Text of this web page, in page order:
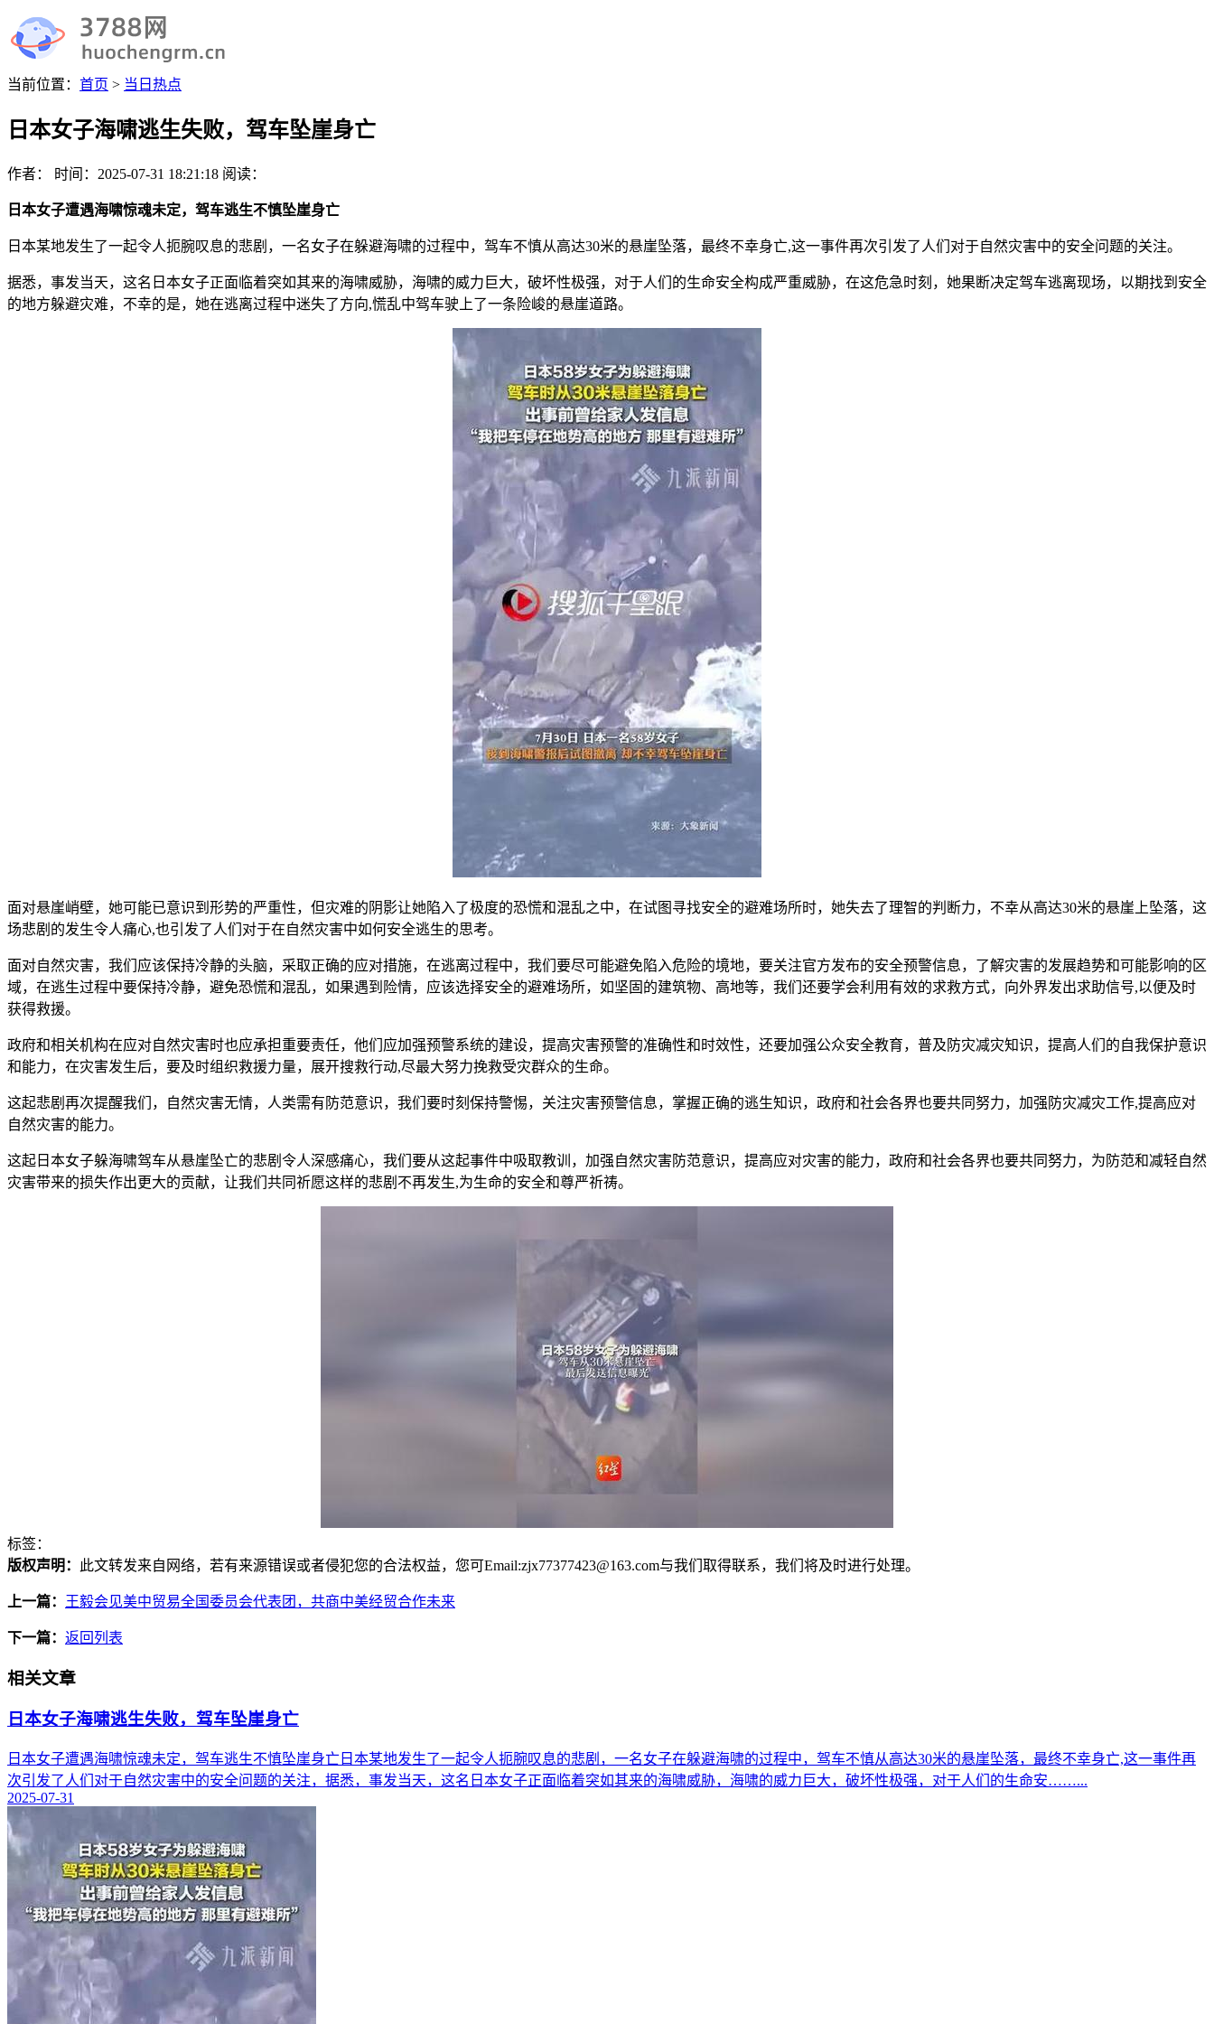
当前位置： 首页 > 当日热点
日本女子海啸逃生失败，驾车坠崖身亡
作者： 时间： 2025-07-31 18:21:18 阅读：
日本女子遭遇海啸惊魂未定，驾车逃生不慎坠崖身亡
日本某地发生了一起令人扼腕叹息的悲剧，一名女子在躲避海啸的过程中，驾车不慎从高达30米的悬崖坠落，最终不幸身亡,这一事件再次引发了人们对于自然灾害中的安全问题的关注。
据悉，事发当天，这名日本女子正面临着突如其来的海啸威胁，海啸的威力巨大，破坏性极强，对于人们的生命安全构成严重威胁，在这危急时刻，她果断决定驾车逃离现场，以期找到安全
的地方躲避灾难，不幸的是，她在逃离过程中迷失了方向,慌乱中驾车驶上了一条险峻的悬崖道路。
面对悬崖峭壁，她可能已意识到形势的严重性，但灾难的阴影让她陷入了极度的恐慌和混乱之中，在试图寻找安全的避难场所时，她失去了理智的判断力，不幸从高达30米的悬崖上坠落，这
场悲剧的发生令人痛心,也引发了人们对于在自然灾害中如何安全逃生的思考。
面对自然灾害，我们应该保持冷静的头脑，采取正确的应对措施，在逃离过程中，我们要尽可能避免陷入危险的境地，要关注官方发布的安全预警信息，了解灾害的发展趋势和可能影响的区
域，在逃生过程中要保持冷静，避免恐慌和混乱，如果遇到险情，应该选择安全的避难场所，如坚固的建筑物、高地等，我们还要学会利用有效的求救方式，向外界发出求助信号,以便及时
获得救援。
政府和相关机构在应对自然灾害时也应承担重要责任，他们应加强预警系统的建设，提高灾害预警的准确性和时效性，还要加强公众安全教育，普及防灾减灾知识，提高人们的自我保护意识
和能力，在灾害发生后，要及时组织救援力量，展开搜救行动,尽最大努力挽救受灾群众的生命。
这起悲剧再次提醒我们，自然灾害无情，人类需有防范意识，我们要时刻保持警惕，关注灾害预警信息，掌握正确的逃生知识，政府和社会各界也要共同努力，加强防灾减灾工作,提高应对
自然灾害的能力。
这起日本女子躲海啸驾车从悬崖坠亡的悲剧令人深感痛心，我们要从这起事件中吸取教训，加强自然灾害防范意识，提高应对灾害的能力，政府和社会各界也要共同努力，为防范和减轻自然
灾害带来的损失作出更大的贡献，让我们共同祈愿这样的悲剧不再发生,为生命的安全和尊严祈祷。
标签：
版权声明：
此文转发来自网络，若有来源错误或者侵犯您的合法权益，您可Email:zjx77377423@163.com与我们取得联系，我们将及时进行处理。
上一篇： 王毅会见美中贸易全国委员会代表团，共商中美经贸合作未来
下一篇： 返回列表
相关文章
日本女子海啸逃生失败，驾车坠崖身亡
日本女子遭遇海啸惊魂未定，驾车逃生不慎坠崖身亡日本某地发生了一起令人扼腕叹息的悲剧，一名女子在躲避海啸的过程中，驾车不慎从高达30米的悬崖坠落，最终不幸身亡,这一事件再
次引发了人们对于自然灾害中的安全问题的关注，据悉，事发当天，这名日本女子正面临着突如其来的海啸威胁，海啸的威力巨大，破坏性极强，对于人们的生命安……...
2025-07-31